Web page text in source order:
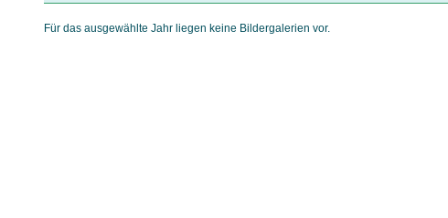
Für das ausgewählte Jahr liegen keine Bildergalerien vor.